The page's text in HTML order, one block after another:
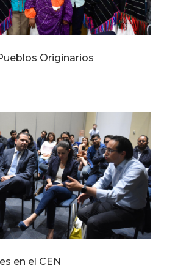
Originarios
en el CEN